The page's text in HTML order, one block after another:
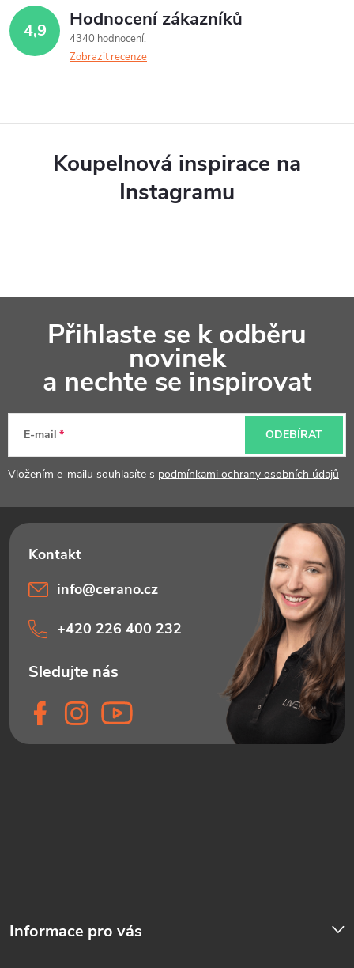
4,9 Hodnocení zákazníků
4340 hodnocení
Zobrazit recenze
Koupelnová inspirace na
Instagramu
a
Přihlaste se k odběru
novinek
a nechte se inspirovat
E-mail
Vložením e-mailu souhlasíte s podmínkami ochrany osobních údajů
ODEBÍRAT
Informace pro vás
info@cerano.cz
+420 226 400 232